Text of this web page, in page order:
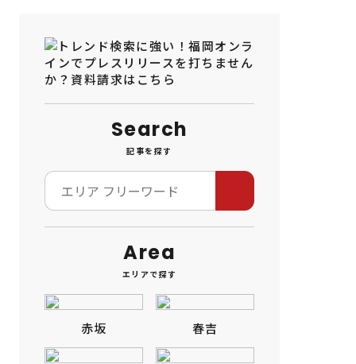
Search
記事を探す
Area
エリアで探す
赤坂 春吉